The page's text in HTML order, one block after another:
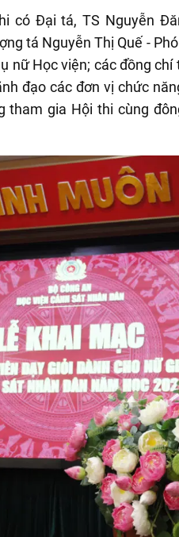
có Đại tá, TS Nguyễn
tá Nguyễn Thị Quế -
nữ Học viện; các đồng
đạo các đơn vị chức
tham gia Hội thi cùng